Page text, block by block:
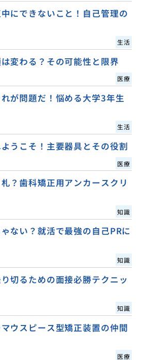
にできないこと！自己管理の
生活
変わる？その可能性と限界
医療
が問題だ！悩める大学3年生
生活
うこそ！主要器具とその役割
医療
？歯科矯正用アンカースクリ
知識
ない？就活で最強の自己PRに
知識
切るための面接必勝テクニッ
知識
ウスピース型矯正装置の仲間
医療